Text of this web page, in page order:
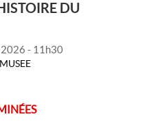
DU
- 11h30